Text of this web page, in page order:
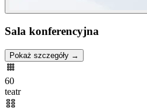
Sala konferencyjna
Pokaż szczegóły →
60
teatr